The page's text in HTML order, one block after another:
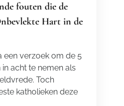
fouten die de
Hart in de
een verzoek om de 5
acht te nemen als
Toch
katholieken deze